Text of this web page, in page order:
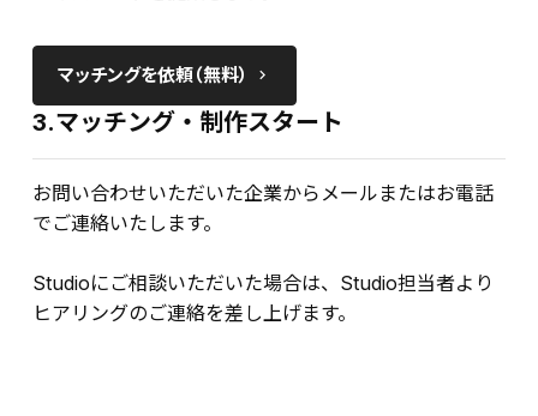
マッチングを依頼（無料） keyboard_arrow_right
3.マッチング・制作スタート
お問い合わせいただいた企業からメールまたはお電話
でご連絡いたします。
Studioにご相談いただいた場合は、Studio担当者より
ヒアリングのご連絡を差し上げます。